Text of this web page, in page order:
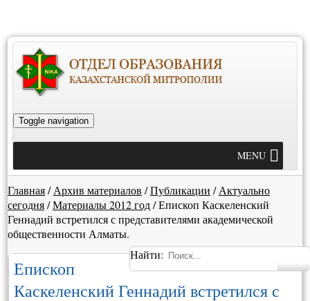
Toggle navigation
MENU
Главная/ Архив материалов /Публикации / Актуально
сегодня/Материалы 2012 год/Епископ Каскеленский
Геннадий встретился с представителями академической
общественности Алматы.
Найти:
Епископ
Каскеленский Геннадий встретился с